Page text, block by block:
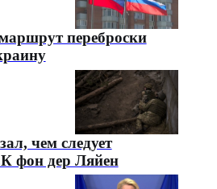
переброски
чем следует
фон дер Ляйен